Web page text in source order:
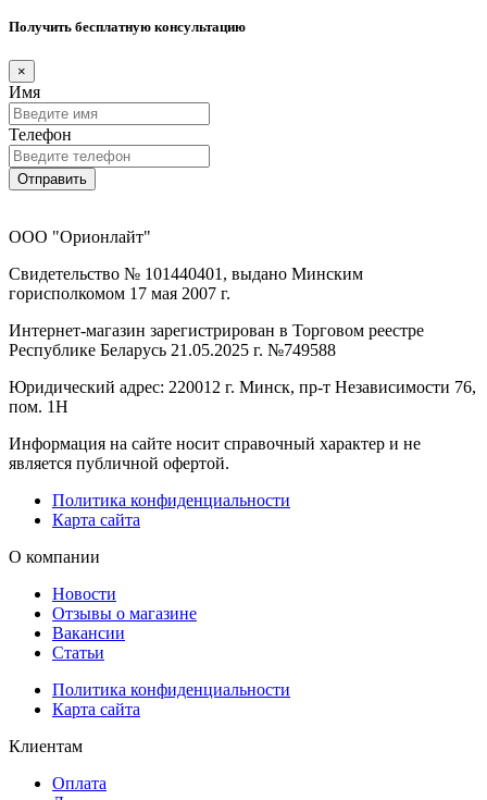
Получить бесплатную консультацию
×
Имя
Телефон
Отправить
ООО "Орионлайт"
Свидетельство № 101440401, выдано Минским
горисполкомом 17 мая 2007 г.
Интернет-магазин зарегистрирован в Торговом реестре
Республике Беларусь 21.05.2025 г. №749588
Юридический адрес: 220012 г. Минск, пр-т Независимости 76,
пом. 1Н
Информация на сайте носит справочный характер и не
является публичной офертой.
Политика конфиденциальности
Карта сайта
О компании
Новости
Отзывы о магазине
Вакансии
Статьи
Политика конфиденциальности
Карта сайта
Клиентам
Оплата